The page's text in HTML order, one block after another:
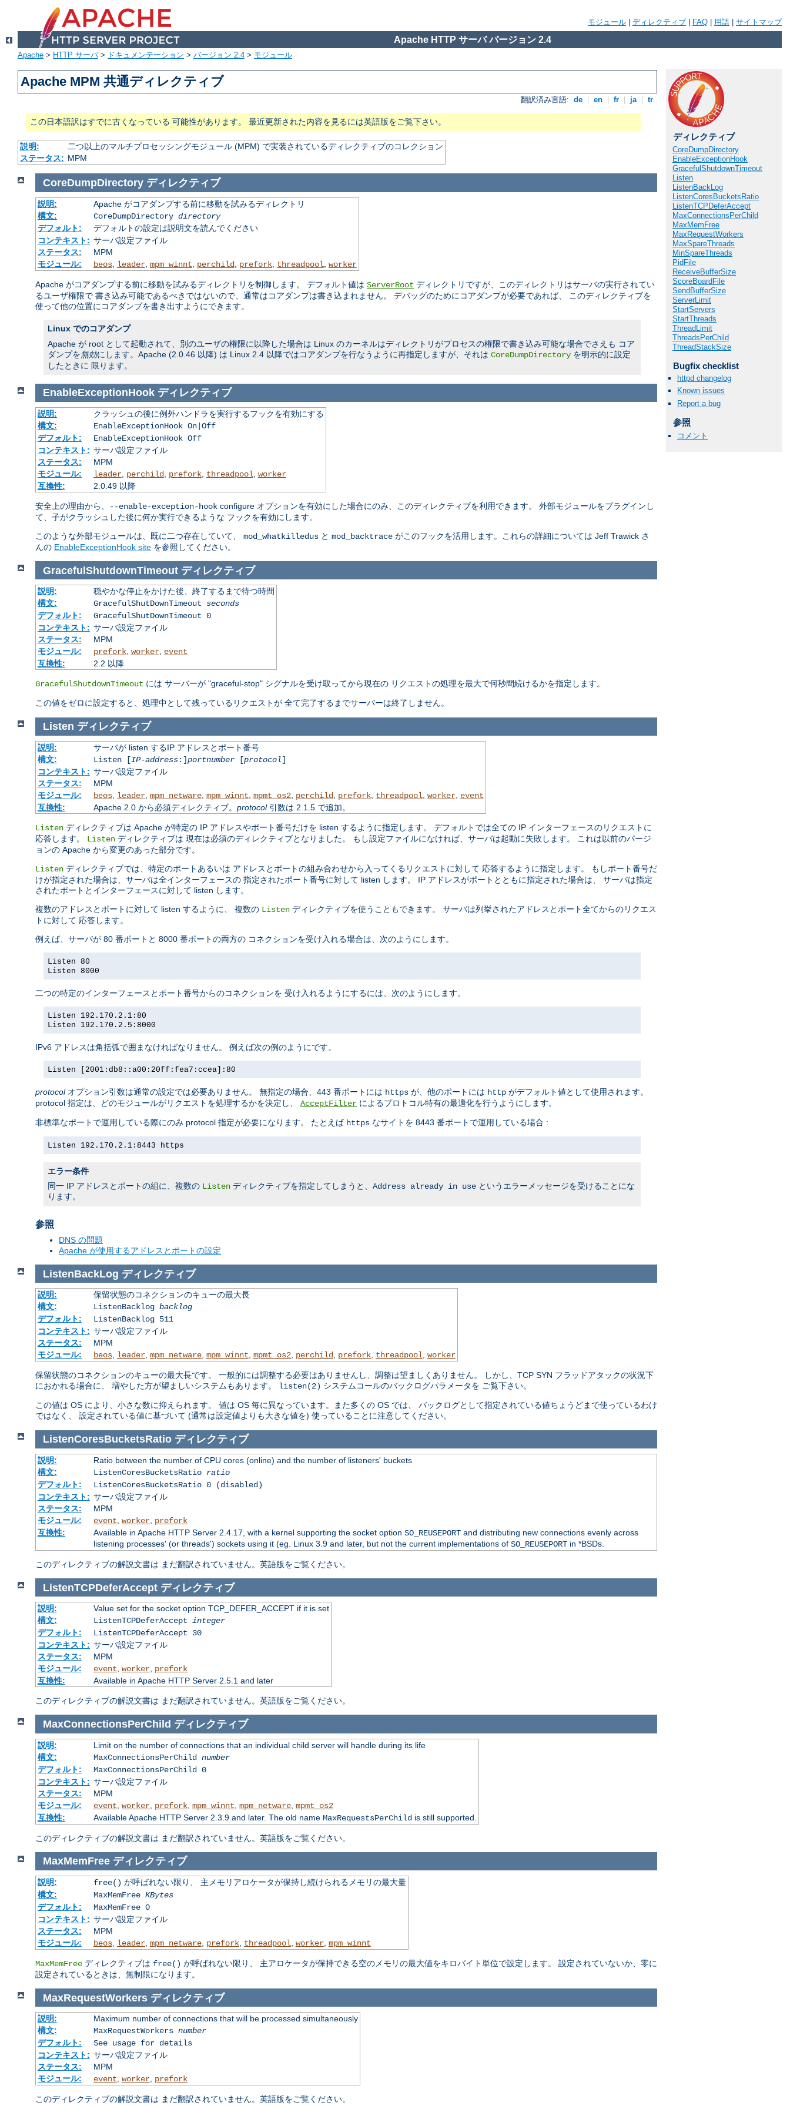
モジュール ディレクティブ FAQ 用語 サイトマップ
Apache HTTP サーバ バージョン 2.4
Apache > HTTP サーバ> ドキュメンテーション > バージョン 2.4 > モジュール
Apache MPM 共通ディレクティブ
翻訳済み言語: de en fr ja tr
この日本語訳はすでに古くなっている 可能性があります。 最近更新された内容を見るには英語版をご覧下さい。
説明:
二つ以上のマルチプロセッシングモジュール (MPM) で実装されているディレクティブのコレクション
ステータス: MPM
ディレクティブ
CoreDumpDirectory
EnableExceptionHook
GracefulShutdownTimeout
Listen
ListenBackLog
ListenCoresBucketsRatio
ListenTCPDeferAccept
MaxConnectionsPerChild
MaxMemFree
MaxRequestWorkers
MaxSpareThreads
MinSpareThreads
PidFile
ReceiveBufferSize
ScoreBoardFile
SendBufferSize
ServerLimit
StartServers
StartThreads
ThreadLimit
ThreadsPerChild
ThreadStackSize
Bugfix checklist
httpd changelog
Known issues
Report a bug
参照
コメント
CoreDumpDirectory ディレクティブ
説明:
Apache がコアダンプする前に移動を試みるディレクトリ
構文:
CoreDumpDirectory directory
デフォルト:
デフォルトの設定は説明文を読んでください
コンテキスト: サーバ設定ファイル
ステータス:
MPM
モジュール:
beos, leader, mpm_winnt perchild, prefork, threadpool worker
Apache がコアダンプする前に移動を試みるディレクトリを制御します。 デフォルト値は ServerRoot ディレクトリですが、このディレクトリはサーバの実行されてい
るユーザ権限で 書き込み可能であるべきではないので、通常はコアダンプは書き込まれません。 デバッグのためにコアダンプが必要であれば、 このディレクティブを
使って他の位置にコアダンプを書き出すようにできます。
Linux でのコアダンプ
Apache が root として起動されて、別のユーザの権限に以降した場合は Linux のカーネルはディレクトリがプロセスの権限で書き込み可能な場合でさえも コア
ダンプを無効にします。Apache (2.0.46 以降) は Linux 2.4 以降ではコアダンプを行なうように再指定しますが、それは CoreDumpDirectory を明示的に設定
したときに 限ります。
EnableExceptionHook ディレクティブ
説明:
クラッシュの後に例外ハンドラを実行するフックを有効にする
構文:
EnableExceptionHook On|Off
デフォルト:
EnableExceptionHook Off
コンテキスト: サーバ設定ファイル
ステータス:
MPM
モジュール:
leader, perchild, prefork, threadpool worker
互換性:
2.0.49 以降
安全上の理由から、 --enable-exception-hook configure オプションを有効にした場合にのみ、このディレクティブを利用できます。 外部モジュールをプラグインし
て、子がクラッシュした後に何か実行できるような フックを有効にします。
このような外部モジュールは、既に二つ存在していて、 mod_whatkilledus と mod_backtrace がこのフックを活用します。これらの詳細については Jeff Trawick さ
んの EnableExceptionHook site を参照してください。
GracefulShutdownTimeout ディレクティブ
説明:
穏やかな停止をかけた後、終了するまで待つ時間
構文:
GracefulShutDownTimeout seconds
デフォルト:
GracefulShutDownTimeout 0
コンテキスト: サーバ設定ファイル
ステータス:
MPM
モジュール:
prefork, worker, event
互換性:
2.2 以降
GracefulShutdownTimeout には サーバーが "graceful-stop" シグナルを受け取ってから現在の リクエストの処理を最大で何秒間続けるかを指定します。
この値をゼロに設定すると、処理中として残っているリクエストが 全て完了するまでサーバーは終了しません。
Listen ディレクティブ
説明:
サーバが listen するIP アドレスとポート番号
構文:
Listen [IP-address:]portnumber[protocol]
コンテキスト: サーバ設定ファイル
ステータス:
MPM
モジュール:
beos, leader, mpm_netware, mpm_winnt mpmt_os2, perchild, prefork, threadpool worker, event
互換性:
Apache 2.0 から必須ディレクティブ。 protocol引数は 2.1.5 で追加。
Listen ディレクティブは Apache が特定の IP アドレスやポート番号だけを listen するように指定します。 デフォルトでは全ての IP インターフェースのリクエストに
応答します。 Listen ディレクティブは 現在は必須のディレクティブとなりました。 もし設定ファイルになければ、サーバは起動に失敗します。 これは以前のバージ
ョンの Apache から変更のあった部分です。
Listen ディレクティブでは、特定のポートあるいは アドレスとポートの組み合わせから入ってくるリクエストに対して 応答するように指定します。 もしポート番号だ
けが指定された場合は、サーバは全インターフェースの 指定されたポート番号に対して listen します。 IP アドレスがポートとともに指定された場合は、 サーバは指定
されたポートとインターフェースに対して listen します。
複数のアドレスとポートに対して listen するように、 複数の Listen ディレクティブを使うこともできます。 サーバは列挙されたアドレスとポート全てからのリクエス
トに対して 応答します。
例えば、サーバが 80 番ポートと 8000 番ポートの両方の コネクションを受け入れる場合は、次のようにします。
Listen 80
Listen 8000
二つの特定のインターフェースとポート番号からのコネクションを 受け入れるようにするには、次のようにします。
Listen 192.170.2.1:80
Listen 192.170.2.5:8000
IPv6 アドレスは角括弧で囲まなければなりません。 例えば次の例のようにです。
Listen [2001:db8::a00:20ff:fea7:ccea]:80
protocolオプション引数は通常の設定では必要ありません。 無指定の場合、443 番ポートには https が、他のポートには http がデフォルト値として使用されます。
protocol 指定は、どのモジュールがリクエストを処理するかを決定し、 AcceptFilter によるプロトコル特有の最適化を行うようにします。
非標準なポートで運用している際にのみ protocol 指定が必要になります。 たとえば https なサイトを 8443 番ポートで運用している場合 :
Listen 192.170.2.1:8443 https
エラー条件
同一 IP アドレスとポートの組に、複数の Listen ディレクティブを指定してしまうと、 Address already in use というエラーメッセージを受けることにな
ります。
参照
DNS の問題
Apache が使用するアドレスとポートの設定
ListenBackLog ディレクティブ
説明:
保留状態のコネクションのキューの最大長
構文:
ListenBacklog backlog
デフォルト:
ListenBacklog 511
コンテキスト: サーバ設定ファイル
ステータス:
MPM
モジュール:
beos, leader, mpm_netware, mpm_winnt, mpmt_os2, perchild, prefork, threadpool, worker
保留状態のコネクションのキューの最大長です。 一般的には調整する必要はありませんし、調整は望ましくありません。 しかし、TCP SYN フラッドアタックの状況下
におかれる場合に、 増やした方が望ましいシステムもあります。 listen(2) システムコールのバックログパラメータを ご覧下さい。
この値は OS により、小さな数に抑えられます。 値は OS 毎に異なっています。また多くの OS では、 バックログとして指定されている値ちょうどまで使っているわけ
ではなく、 設定されている値に基づいて (通常は設定値よりも大きな値を) 使っていることに注意してください。
ListenCoresBucketsRatio ディレクティブ
説明:
Ratio between the number of CPU cores (online) and the number of listeners' buckets
構文:
ListenCoresBucketsRatio ratio
デフォルト:
ListenCoresBucketsRatio 0 (disabled)
コンテキスト: サーバ設定ファイル
ステータス:
MPM
モジュール:
event worker, prefork
互換性:
Available in Apache HTTP Server 2.4.17, with a kernel supporting the socket option SO_REUSEPORTand distributing new connections evenly across
listening processes' (or threads') sockets using it (eg. Linux 3.9 and later, but not the current implementations of SO_REUSEPORTin *BSDs.
このディレクティブの解説文書は まだ翻訳されていません。英語版をご覧ください。
ListenTCPDeferAccept ディレクティブ
説明:
Value set for the socket option TCP_DEFER_ACCEPT if it is set
構文:
ListenTCPDeferAccept integer
デフォルト:
ListenTCPDeferAccept 30
コンテキスト: サーバ設定ファイル
ステータス:
MPM
モジュール:
event worker, prefork
互換性:
Available in Apache HTTP Server 2.5.1 and later
このディレクティブの解説文書は まだ翻訳されていません。英語版をご覧ください。
MaxConnectionsPerChild ディレクティブ
説明:
Limit on the number of connections that an individual child server will handle during its life
構文:
MaxConnectionsPerChild number
デフォルト:
MaxConnectionsPerChild 0
コンテキスト: サーバ設定ファイル
ステータス:
MPM
モジュール:
event worker, prefork, mpm_winnt mpm_netware, mpmt_os2
互換性:
Available Apache HTTP Server 2.3.9 and later. The old name MaxRequestsPerChildis still supported.
このディレクティブの解説文書は まだ翻訳されていません。英語版をご覧ください。
MaxMemFree ディレクティブ
説明: free() が呼ばれない限り、 主メモリアロケータが保持し続けられるメモリの最大量
構文:
MaxMemFree KBytes
デフォルト:
MaxMemFree 0
コンテキスト: サーバ設定ファイル
ステータス:
MPM
モジュール:
beos, leader, mpm_netware, prefork, threadpool worker, mpm_winnt
MaxMemFree ディレクティブは free() が呼ばれない限り、 主アロケータが保持できる空のメモリの最大値をキロバイト単位で設定します。 設定されていないか、零に
設定されているときは、無制限になります。
MaxRequestWorkers ディレクティブ
説明:
Maximum number of connections that will be processed simultaneously
構文:
MaxRequestWorkers number
デフォルト:
See usage for details
コンテキスト: サーバ設定ファイル
ステータス:
MPM
モジュール:
event, worker, prefork
このディレクティブの解説文書は まだ翻訳されていません。英語版をご覧ください。